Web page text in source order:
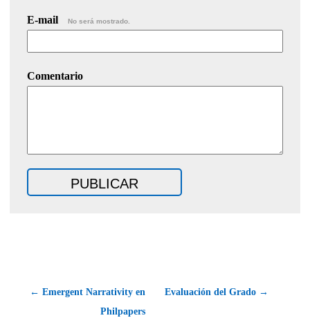
E-mail No será mostrado.
Comentario
← Emergent Narrativity en
Philpapers
Evaluación del Grado →